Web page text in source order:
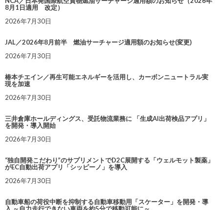
8月1日適用 改定）
2026年7月30日
JAL／2026年8月前半 燃油サーチャージ適用額のお知らせ(変更)
2026年7月30日
椿本チエイン／再生可能エネルギーを活用し、カーボンニュートラル実
現を加速
2026年7月30日
三井倉庫ホールディングス、受託物流業務に 「生成AI出荷検品アプリ」
を開発・導入開始
2026年7月30日
“独自開発こだわり”のサプリメントでD2C展開する「ウェルモット製薬」
がEC自動出荷アプリ「シッピーノ」を導入
2026年7月30日
自動車船の荷役中断を抑制する自動車移動用「スケーター」を開発・導